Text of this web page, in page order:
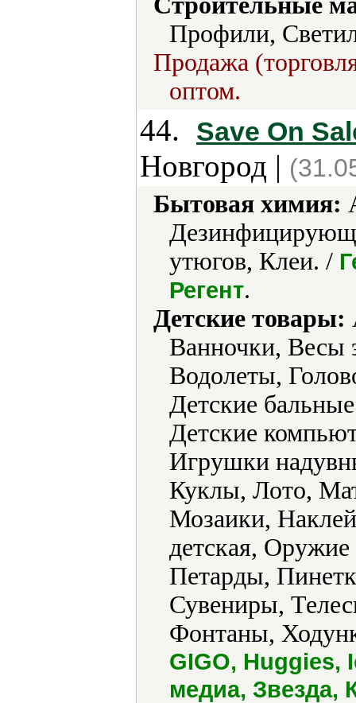
Профили,
Продажа
оптом.
44. Save On
Новгород |
Бытовая химия:
утюгов, Клеи. /
Регент.
Детские товары:
Ванночки, Весы
Водолеты,
Детские
Детские
Игрушки
Куклы, Лото,
Мозаики,
детская,
Петарды,
Сувениры,
Фонтаны,
GIGO, Huggies,
медиа, Звезда,